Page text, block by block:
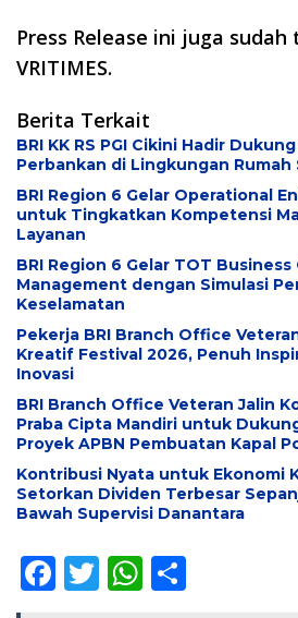
Press Release ini juga sudah
VRITIMES.
Berita Terkait
BRI KK RS PGI Cikini Hadir
Perbankan di Lingkungan Rumah
BRI Region 6 Gelar Operational
untuk Tingkatkan Kompetensi
Layanan
BRI Region 6 Gelar TOT
Management dengan Simulasi
Keselamatan
Pekerja BRI Branch Office
Kreatif Festival 2026, Penuh
Inovasi
BRI Branch Office Veteran Jalin
Praba Cipta Mandiri untuk
Proyek APBN Pembuatan Kapal
Kontribusi Nyata untuk Ekonomi
Setorkan Dividen Terbesar
Bawah Supervisi Danantara
F T W